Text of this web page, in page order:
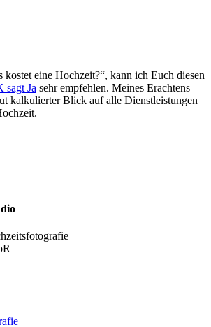
kostet eine Hochzeit?“, kann ich Euch diesen
sagt Ja sehr empfehlen. Meines Erachtens
kalkulierter Blick auf alle Dienstleistungen